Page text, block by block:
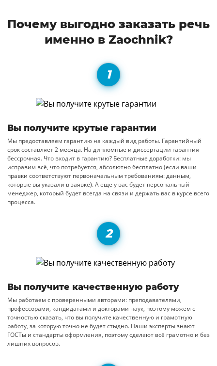
Почему выгодно заказать речь
именно в Zaochnik?
Вы получите крутые гарантии
Мы предоставляем гарантию на каждый вид работы. Гарантийный
срок составляет 2 месяца. На дипломные и диссертации гарантия
бессрочная. Что входит в гарантию? Бесплатные доработки: мы
исправим всё, что потребуется, абсолютно бесплатно (если ваши
правки соответствуют первоначальным требованиям: данным,
которые вы указали в заявке). А еще у вас будет персональный
менеджер, который будет всегда на связи и держать вас в курсе всего
процесса.
Вы получите качественную работу
Мы работаем с проверенными авторами: преподавателями,
профессорами, кандидатами и докторами наук, поэтому можем с
точностью сказать, что вы получите качественную и грамотную
работу, за которую точно не будет стыдно. Наши эксперты знают
ГОСТы и стандарты оформления, поэтому сделают всё грамотно и без
лишних вопросов.